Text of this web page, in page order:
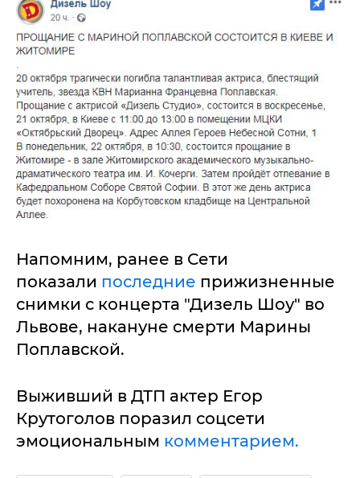
Напомним, ранее в Сети
показали последние прижизненные
снимки с концерта "Дизель Шоу" во
Львове, накануне смерти Марины
Поплавской.
Выживший в ДТП актер Егор
Крутоголов поразил соцсети
эмоциональным комментарием.